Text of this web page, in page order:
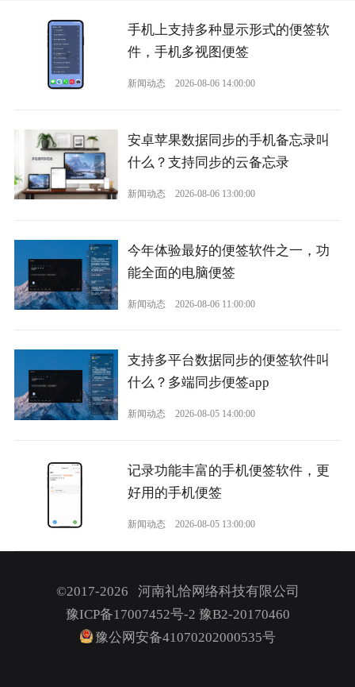
手机上支持多种显示形式的便签软
件，手机多视图便签
新闻动态 2026-08-06 14:00:00
安卓苹果数据同步的手机备忘录叫
什么？支持同步的云备忘录
新闻动态 2026-08-06 13:00:00
今年体验最好的便签软件之一，功
能全面的电脑便签
新闻动态 2026-08-06 11:00:00
支持多平台数据同步的便签软件叫
什么？多端同步便签app
新闻动态 2026-08-05 14:00:00
记录功能丰富的手机便签软件，更
好用的手机便签
新闻动态 2026-08-05 13:00:00
©2017-2026 河南礼恰网络科技有限公司
豫ICP备17007452号-2 豫B2-20170460
豫公网安备41070202000535号